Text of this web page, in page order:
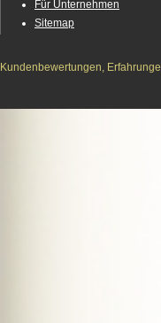
Für Unternehmen
Sitemap
Kundenbewertungen,